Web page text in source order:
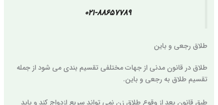
021-88657789
طلاق رجعی و باین
طلاق در قانون مدنی از جهات مختلفی تقسیم بندی می شود از جمله
تقسیم طلاق به رجعی و باین.
طبق قانون بعد از وقوع طلاق زن نمی تواند سریع ازدواج کند و باید